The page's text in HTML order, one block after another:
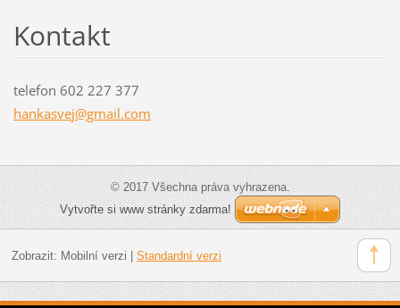
Kontakt
telefon 602 227 377
hankasvej@gmail.com
© 2017 Všechna práva vyhrazena.
Vytvořte si www stránky zdarma!
Zobrazit: Mobilní verzi Standardní verzi